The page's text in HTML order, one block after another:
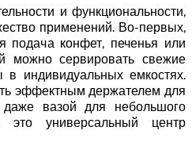
и функциональности,
применений. Во-первых,
подача конфет, печенья или
можно сервировать свежие
индивидуальных емкостях.
эффектным держателем для
вазой для небольшого
это универсальный центр